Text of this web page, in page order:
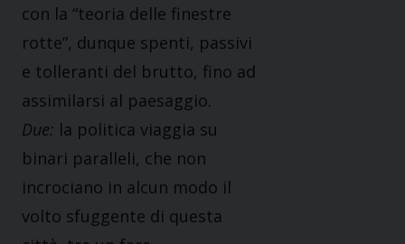
con la “teoria delle finestre
rotte”, dunque spenti, passivi
e tolleranti del brutto, fino ad
assimilarsi al paesaggio.
Due: la politica viaggia su
binari paralleli, che non
incrociano in alcun modo il
volto sfuggente di questa